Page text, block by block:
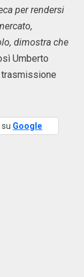
per rendersi
dimostra che
Umberto
trasmissione
Google